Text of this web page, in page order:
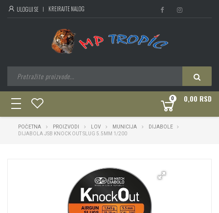
ULOGUJ SE KREIRAJTE NALOG
toggle
navigation
0 0,00 RSD
POČETNA PROIZVODI LOV MUNICIJA
DIJABOLE
DIJABOLA JSB KNOCK OUT SLUG 5.5MM 1/200